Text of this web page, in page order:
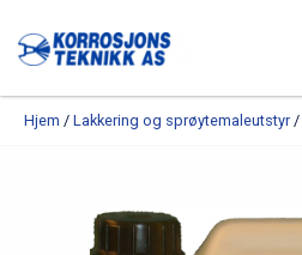
Hjem / Lakkering og sprøytemaleutstyr/